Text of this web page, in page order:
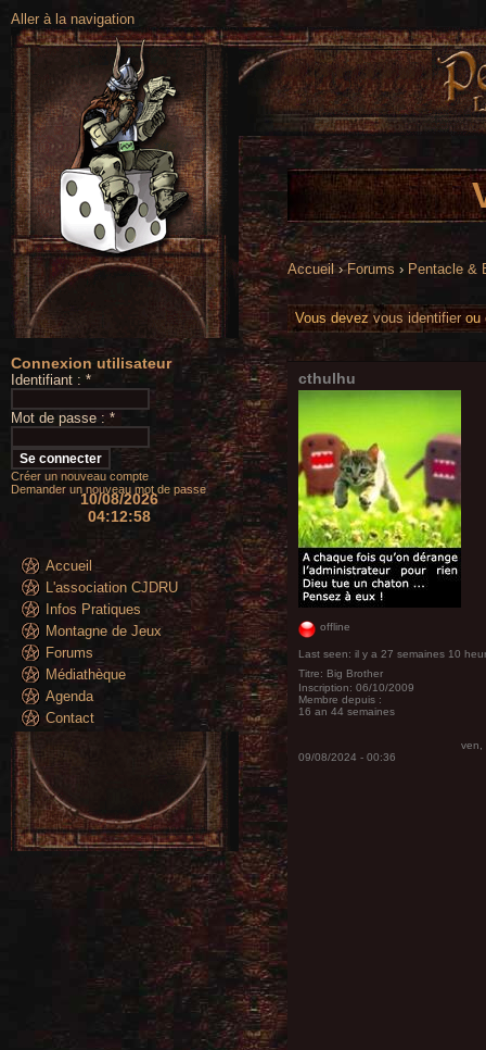
Aller à la navigation
Connexion utilisateur
Identifiant : *
Mot de passe : *
Créer un nouveau compte
Demander un nouveau mot de passe
10/08/2026
04:13:01
Accueil
L'association CJDRU
Infos Pratiques
Montagne de Jeux
Forums
Médiathèque
Agenda
Contact
Accueil›Forums › Pentacle &
Vous devez vous identifier ou
cthulhu
offline
Last seen: il y a 27 semaines 10
Titre: Big Brother
Inscription: 06/10/2009
Membre depuis :
16 an 44 semaines
ven,
09/08/2024 - 00:36